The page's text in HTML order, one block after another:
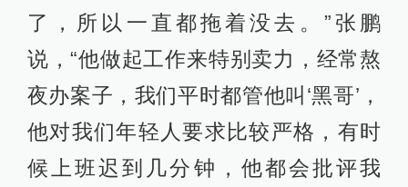
了，所以一直都拖着没去。”张鹏
说，“他做起工作来特别卖力，经常熬
夜办案子，我们平时都管他叫‘黑哥’，
他对我们年轻人要求比较严格，有时
候上班迟到几分钟，他都会批评我